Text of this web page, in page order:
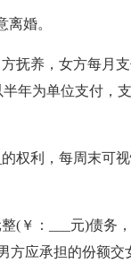
离婚。
抚养，女方每月
年为单位支付，
权利，每周末可
(￥：___元)债务
方应承担的份额交